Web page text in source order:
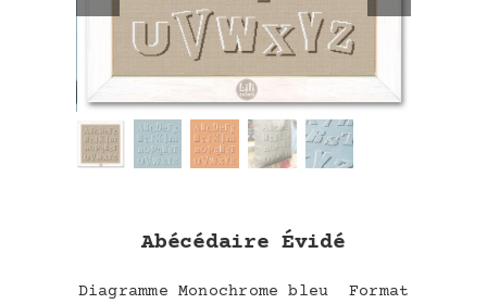
Abécédaire Évidé
Diagramme Monochrome bleu Format